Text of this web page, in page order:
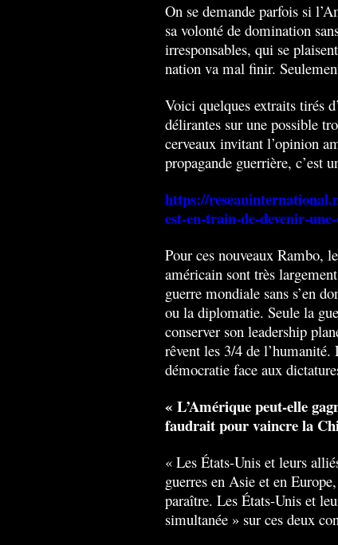
On se demande parfois si
sa volonté de domination
irresponsables, qui se
nation va mal finir.
Voici quelques extraits tirés
délirantes sur une possible
cerveaux invitant l’opinion
propagande guerrière, c’est
https://
est-en-train-de-devenir-
Pour ces nouveaux Rambo,
américain sont très
guerre mondiale sans s’en
ou la diplomatie. Seule la
conserver son leadership
rêvent les 3/4 de
démocratie face aux
« L’Amérique peut-elle
faudrait pour vaincre la
« Les États-Unis et leurs
guerres en Asie et en
paraître. Les États-Unis et
simultanée » sur ces deux